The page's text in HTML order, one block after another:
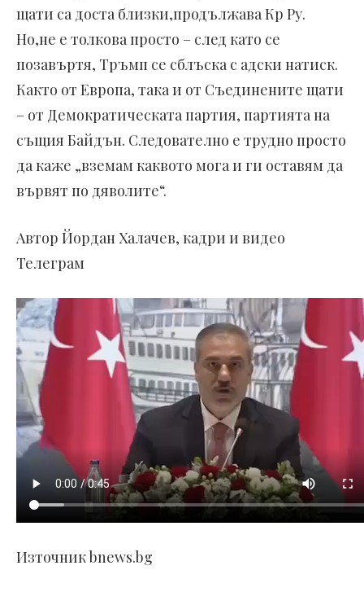
щати са доста близки,продължава Кр Ру.
Но,не е толкова просто – след като се
позавъртя, Тръмп се сблъска с адски натиск.
Както от Европа, така и от Съединените щати
– от Демократическата партия, партията на
същия Байдън. Следователно е трудно просто
да каже „вземам каквото мога и ги оставям да
вървят по дяволите“.
Автор Йордан Халачев, кадри и видео
Телеграм
Източник bnews.bg